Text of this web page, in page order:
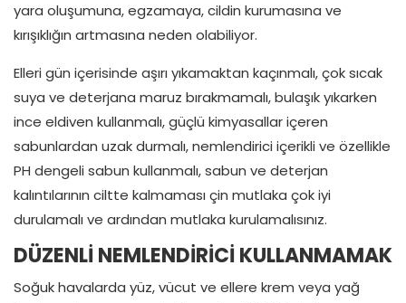
yara oluşumuna, egzamaya, cildin kurumasına ve
kırışıklığın artmasına neden olabiliyor.
Elleri gün içerisinde aşırı yıkamaktan kaçınmalı, çok sıcak
suya ve deterjana maruz bırakmamalı, bulaşık yıkarken
ince eldiven kullanmalı, güçlü kimyasallar içeren
sabunlardan uzak durmalı, nemlendirici içerikli ve özellikle
PH dengeli sabun kullanmalı, sabun ve deterjan
kalıntılarının ciltte kalmaması çin mutlaka çok iyi
durulamalı ve ardından mutlaka kurulamalısınız.
DÜZENLİ NEMLENDİRİCİ KULLANMAMAK
Soğuk havalarda yüz, vücut ve ellere krem veya yağ